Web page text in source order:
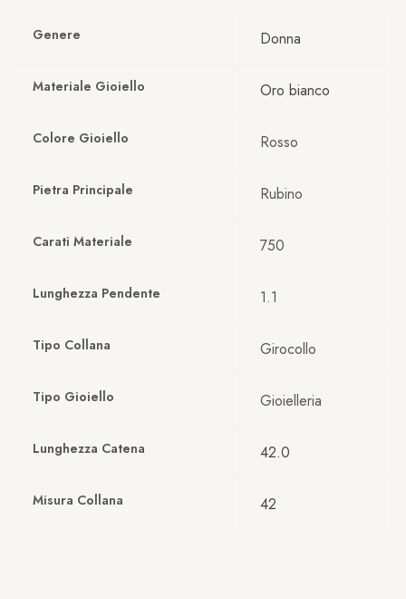
Genere Donna
Materiale Gioiello Oro bianco
Colore Gioiello Rosso
Pietra Principale Rubino
Carati Materiale 750
Lunghezza Pendente 1.1
Tipo Collana Girocollo
Tipo Gioiello Gioielleria
Lunghezza Catena 42.0
Misura Collana 42